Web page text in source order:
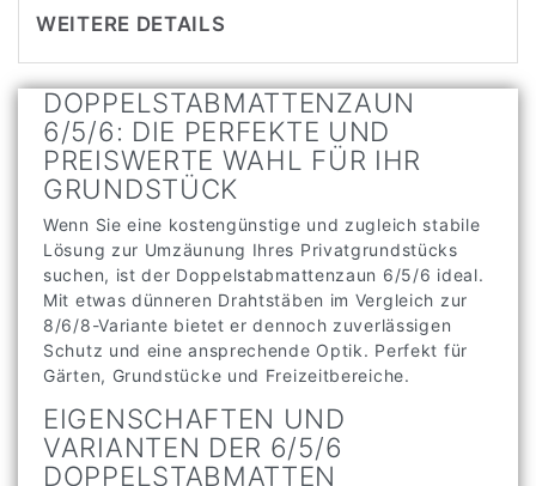
WEITERE DETAILS
DOPPELSTABMATTENZAUN
6/5/6: DIE PERFEKTE UND
PREISWERTE WAHL FÜR IHR
GRUNDSTÜCK
Wenn Sie eine kostengünstige und zugleich stabile
Lösung zur Umzäunung Ihres Privatgrundstücks
suchen, ist der Doppelstabmattenzaun 6/5/6 ideal.
Mit etwas dünneren Drahtstäben im Vergleich zur
8/6/8-Variante bietet er dennoch zuverlässigen
Schutz und eine ansprechende Optik. Perfekt für
Gärten, Grundstücke und Freizeitbereiche.
EIGENSCHAFTEN UND
VARIANTEN DER 6/5/6
DOPPELSTABMATTEN